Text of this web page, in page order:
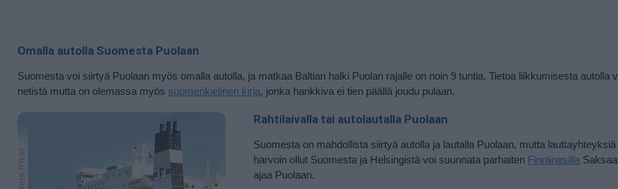
Omalla autolla Suomesta Puolaan
Suomesta voi siirtyä Puolaan myös omalla autolla, ja matkaa Baltian halki Puolan rajalle on noin 9 tuntia. Tietoa liikkumisesta autolla
netistä mutta on olemassa myös suomenkielinen kirja, jonka hankkiva ei tien päällä joudu pulaan.
Rahtilaivalla tai autolautalla Puolaan
Suomesta on mahdollista siirtyä autolla ja lautalla Puolaan, mutta
harvoin ollut Suomesta ja Helsingistä voi suunnata parhaiten Finnlinesilla
ajaa Puolaan.